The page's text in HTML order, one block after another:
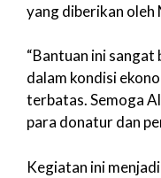
yang diberikan oleh
“Bantuan ini
dalam kondisi
terbatas. Semoga
para donatur dan
Kegiatan ini